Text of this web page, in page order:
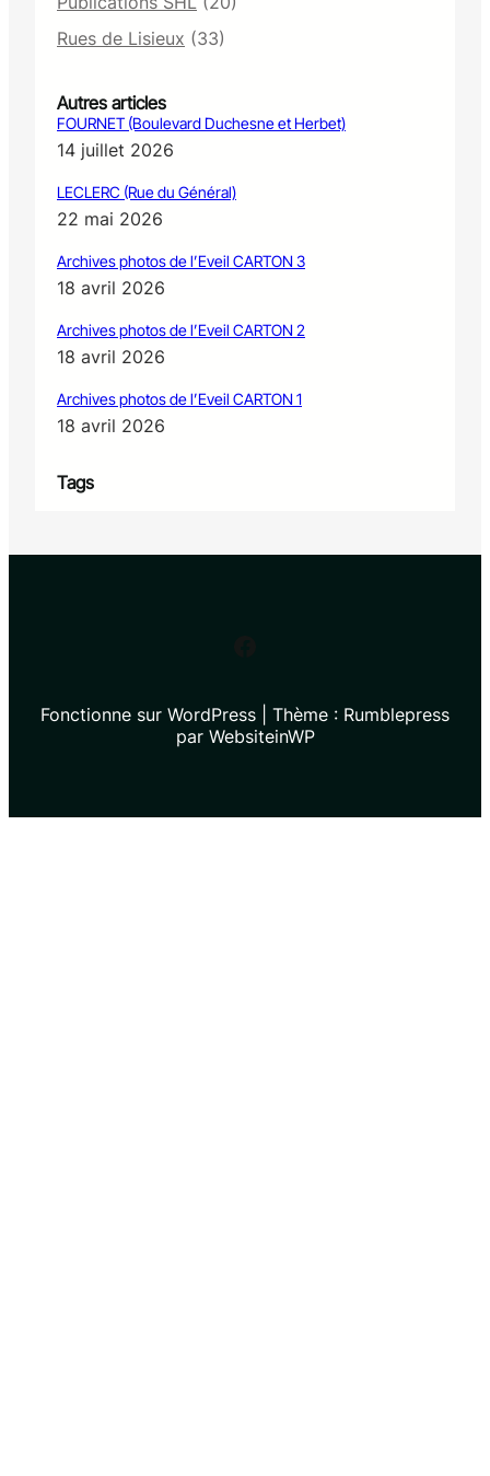
Rues de Lisieux (33)
Autres articles
FOURNET (Boulevard Duchesne et Herbet)
14 juillet 2026
LECLERC (Rue du Général)
22 mai 2026
Archives photos de l’Eveil CARTON 3
18 avril 2026
Archives photos de l’Eveil CARTON 2
18 avril 2026
Archives photos de l’Eveil CARTON 1
18 avril 2026
Tags
Fonctionne sur WordPress | Thème : Rumblepress
par WebsiteinWP